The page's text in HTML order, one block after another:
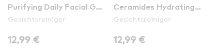
Purifying Daily Facial Gel
Cleanser With
Gesichtsreiniger
12,99 €
Ceramides Hydrating
Cleanser
Gesichtsreiniger
12,99 €